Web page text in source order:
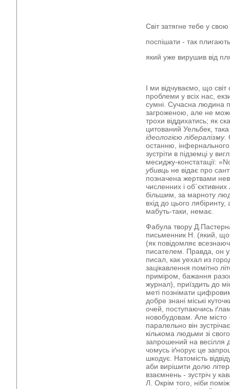
Світ затягне тебе у
поспішати - так
який уже вирушив від
І ми відчуваємо, що
проблеми у всіх нас,
сумні. Сучасна людина
загроженою, але не
трохи віддихатись; як
цитований Уельбек,
ідеологією лібералізму.
останню,
зустріти в підземці у
месиджу-констатації:
убивць не відає про
позначена жертвами
численних і
більшим, за марноту
вхід до цього
мабуть-таки, немає.
Фабула твору
письменник Н. (який,
(як повідомляє
писателем. Правда, он
писал, как уехал из
зацікавлення помітно
приміром, бажання
журнал), приїздить до
меті познімати
добре знані міські
очей, поступаючись
новобудовам. Але
паралельно він
кількома людьми зі
запрошений на весілля
чомусь іґнорує це
шкодує. Натомість
аби вирішити долю
взаємнень - зустріч у
Л. Окрім того, ніби